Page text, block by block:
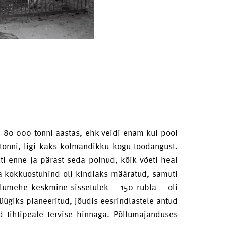
000 tonni aastas, ehk veidi enam kui pool
ligi kaks kolmandikku kogu toodangust.
enne ja pärast seda polnud, kõik võeti heal
oli kindlaks määratud, samuti
keskmine sissetulek – 150 rubla – oli
planeeritud, jõudis eesrindlastele antud
tervise hinnaga. Põllumajanduses